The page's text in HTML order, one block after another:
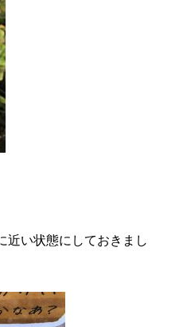
近い状態にしておきまし